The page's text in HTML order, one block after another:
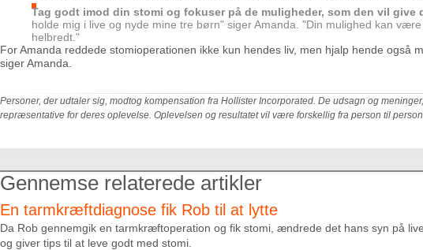
Tag godt imod din stomi og fokuser på de muligheder, som den vil give
holde mig i live og nyde mine tre børn" siger Amanda. "Din mulighed kan
helbredt."
For Amanda reddede stomioperationen ikke kun hendes liv, men hjalp hende
siger Amanda.
Personer, der udtaler sig, modtog kompensation fra Hollister Incorporated. De udsagn og
repræsentative for deres oplevelse. Oplevelsen og resultatet vil være forskellig fra person til person.
Gennemse relaterede artikler
En tarmkræftdiagnose fik Rob til at lytte
Da Rob gennemgik en tarmkræftoperation og fik stomi, ændrede det hans syn på
og giver tips til at leve godt med stomi.